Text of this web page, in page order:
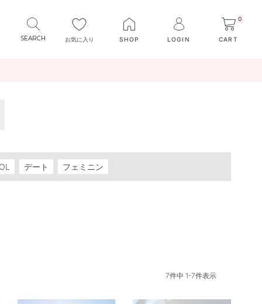
お気に入り SHOP LOGIN
0
CART
デート フェミニン
7件中 1-7件表示